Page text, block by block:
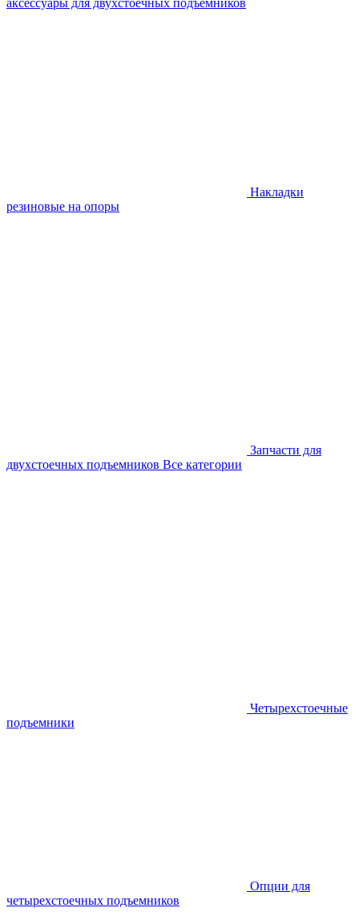
аксессуары для двухстоечных подъемников
Накладки
резиновые на опоры
Запчасти для
двухстоечных подъемников Все категории
Четырехстоечные
подъемники
Опции для
четырехстоечных подъемников